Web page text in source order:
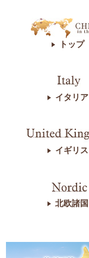
トップ
イタリア
イギリス
北欧諸国